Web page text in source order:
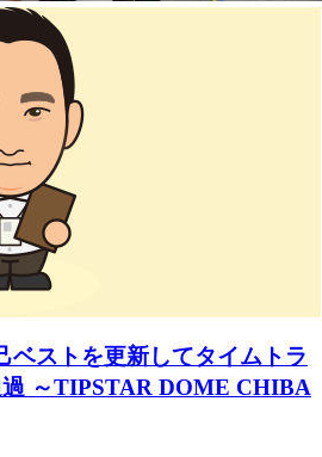
ベストを更新してタイムトラ
～TIPSTAR DOME CHIBA